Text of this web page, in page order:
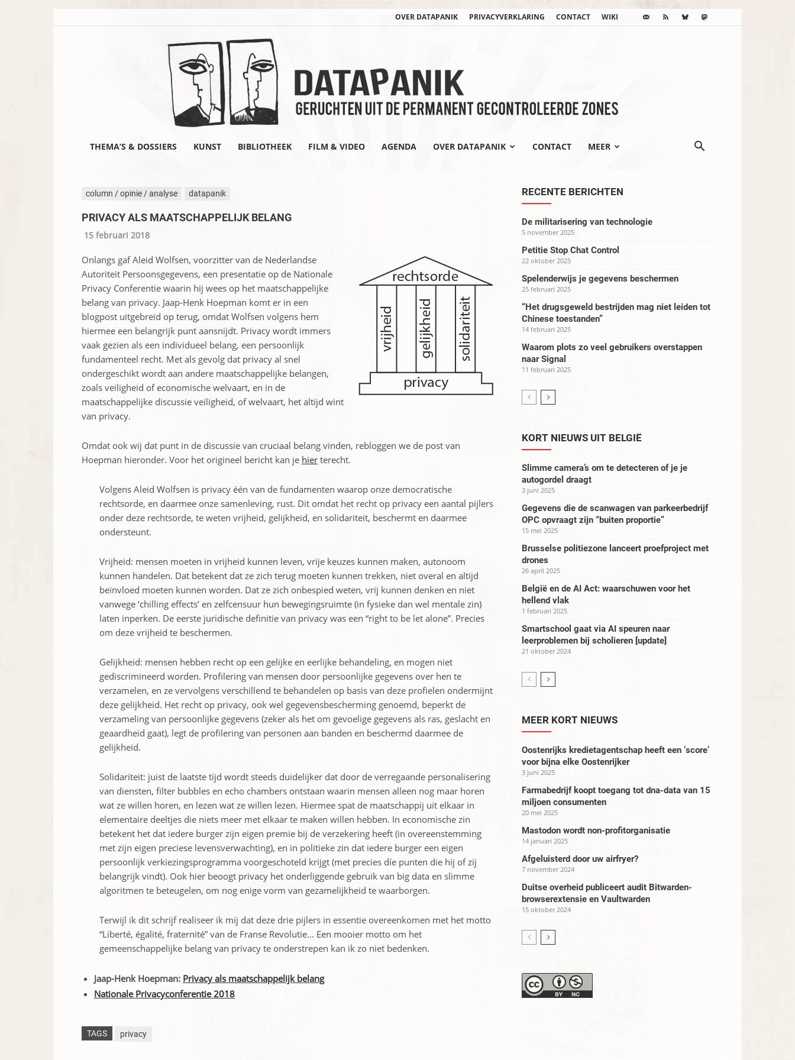
OVER DATAPANIK PRIVACYVERKLARING CONTACT WIKI
THEMA’S & DOSSIERS KUNST BIBLIOTHEEK FILM & VIDEO AGENDA OVER DATAPANIK CONTACT MEER
column / opinie / analyse datapanik
PRIVACY ALS MAATSCHAPPELIJK BELANG
15 februari 2018
Onlangs gaf Aleid Wolfsen, voorzitter van de Nederlandse
Autoriteit Persoonsgegevens, een presentatie op de Nationale
Privacy Conferentie waarin hij wees op het maatschappelijke
belang van privacy. Jaap-Henk Hoepman komt er in een
blogpost uitgebreid op terug, omdat Wolfsen volgens hem
hiermee een belangrijk punt aansnijdt. Privacy wordt immers
vaak gezien als een individueel belang, een persoonlijk
fundamenteel recht. Met als gevolg dat privacy al snel
ondergeschikt wordt aan andere maatschappelijke belangen,
zoals veiligheid of economische welvaart, en in de
maatschappelijke discussie veiligheid, of welvaart, het altijd wint
van privacy.
Omdat ook wij dat punt in de discussie van cruciaal belang vinden, rebloggen we de post van
Hoepman hieronder. Voor het origineel bericht kan je hier terecht.
Volgens Aleid Wolfsen is privacy één van de fundamenten waarop onze democratische
rechtsorde, en daarmee onze samenleving, rust. Dit omdat het recht op privacy een aantal pijlers
onder deze rechtsorde, te weten vrijheid, gelijkheid, en solidariteit, beschermt en daarmee
ondersteunt.
Vrijheid: mensen moeten in vrijheid kunnen leven, vrije keuzes kunnen maken, autonoom
kunnen handelen. Dat betekent dat ze zich terug moeten kunnen trekken, niet overal en altijd
beïnvloed moeten kunnen worden. Dat ze zich onbespied weten, vrij kunnen denken en niet
vanwege ‘chilling effects’ en zelfcensuur hun bewegingsruimte (in fysieke dan wel mentale zin)
laten inperken. De eerste juridische definitie van privacy was een “right to be let alone”. Precies
om deze vrijheid te beschermen.
Gelijkheid: mensen hebben recht op een gelijke en eerlijke behandeling, en mogen niet
gediscrimineerd worden. Profilering van mensen door persoonlijke gegevens over hen te
verzamelen, en ze vervolgens verschillend te behandelen op basis van deze profielen ondermijnt
deze gelijkheid. Het recht op privacy, ook wel gegevensbescherming genoemd, beperkt de
verzameling van persoonlijke gegevens (zeker als het om gevoelige gegevens als ras, geslacht en
geaardheid gaat), legt de profilering van personen aan banden en beschermd daarmee de
gelijkheid.
Solidariteit: juist de laatste tijd wordt steeds duidelijker dat door de verregaande personalisering
van diensten, filter bubbles en echo chambers ontstaan waarin mensen alleen nog maar horen
wat ze willen horen, en lezen wat ze willen lezen. Hiermee spat de maatschappij uit elkaar in
elementaire deeltjes die niets meer met elkaar te maken willen hebben. In economische zin
betekent het dat iedere burger zijn eigen premie bij de verzekering heeft (in overeenstemming
met zijn eigen preciese levensverwachting), en in politieke zin dat iedere burger een eigen
persoonlijk verkiezingsprogramma voorgeschoteld krijgt (met precies díe punten die hij of zij
belangrijk vindt). Ook hier beoogt privacy het onderliggende gebruik van big data en slimme
algoritmen te beteugelen, om nog enige vorm van gezamelijkheid te waarborgen.
Terwijl ik dit schrijf realiseer ik mij dat deze drie pijlers in essentie overeenkomen met het motto
“Liberté, égalité, fraternité” van de Franse Revolutie… Een mooier motto om het
gemeenschappelijke belang van privacy te onderstrepen kan ik zo niet bedenken.
Jaap-Henk Hoepman: Privacy als maatschappelijk belang
Nationale Privacyconferentie 2018
TAGS privacy
RECENTE BERICHTEN
De militarisering van technologie
5 november 2025
Petitie Stop Chat Control
22 oktober 2025
Spelenderwijs je gegevens beschermen
25 februari 2025
“Het drugsgeweld bestrijden mag niet leiden tot
Chinese toestanden”
14 februari 2025
Waarom plots zo veel gebruikers overstappen
naar Signal
11 februari 2025
KORT NIEUWS UIT BELGIË
Slimme camera’s om te detecteren of je je
autogordel draagt
3 juni 2025
Gegevens die de scanwagen van parkeerbedrijf
OPC opvraagt zijn “buiten proportie”
15 mei 2025
Brusselse politiezone lanceert proefproject met
drones
26 april 2025
België en de AI Act: waarschuwen voor het
hellend vlak
1 februari 2025
Smartschool gaat via AI speuren naar
leerproblemen bij scholieren [update]
21 oktober 2024
MEER KORT NIEUWS
Oostenrijks kredietagentschap heeft een ‘score’
voor bijna elke Oostenrijker
3 juni 2025
Farmabedrijf koopt toegang tot dna-data van 15
miljoen consumenten
20 mei 2025
Mastodon wordt non-profitorganisatie
14 januari 2025
Afgeluisterd door uw airfryer?
7 november 2024
Duitse overheid publiceert audit Bitwarden-
browserextensie en Vaultwarden
15 oktober 2024